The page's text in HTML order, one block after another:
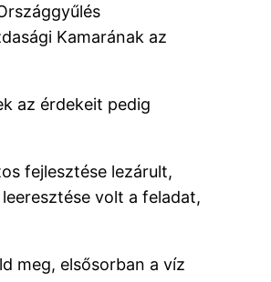
Kamarának az
az érdekeit pedig
fejlesztése lezárult,
volt a feladat,
meg, elsősorban a víz